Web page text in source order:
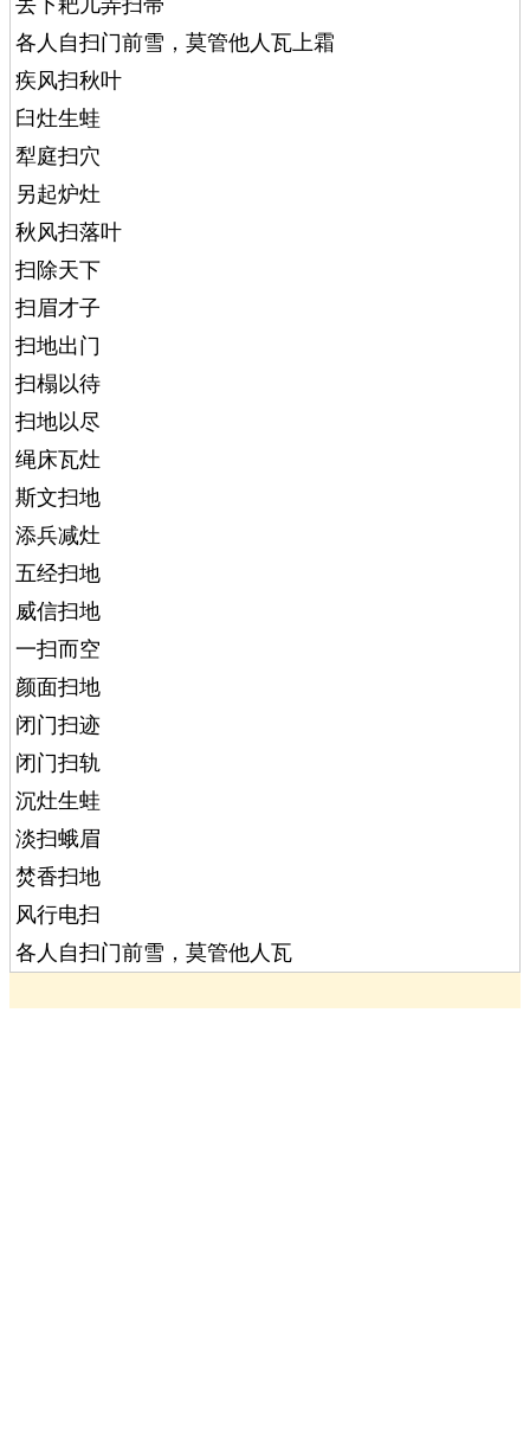
丢下耙儿弄扫帚
各人自扫门前雪，莫管他人瓦上霜
疾风扫秋叶
臼灶生蛙
犁庭扫穴
另起炉灶
秋风扫落叶
扫除天下
扫眉才子
扫地出门
扫榻以待
扫地以尽
绳床瓦灶
斯文扫地
添兵减灶
五经扫地
威信扫地
一扫而空
颜面扫地
闭门扫迹
闭门扫轨
沉灶生蛙
淡扫蛾眉
焚香扫地
风行电扫
各人自扫门前雪，莫管他人瓦